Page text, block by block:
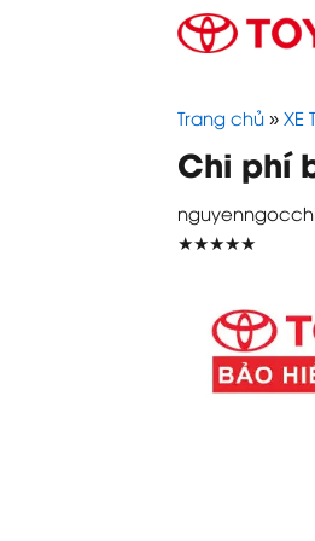
Trang chủ » XE
Chi phí
★★★★★